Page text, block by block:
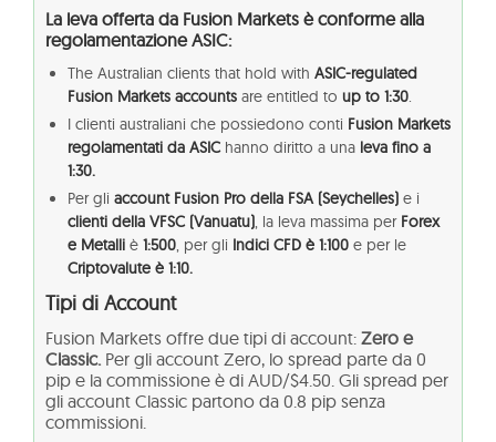
La leva offerta da Fusion Markets è conforme alla
regolamentazione ASIC:
The Australian clients that hold with ASIC-regulated
Fusion Markets accounts are entitled to up to 1:30.
I clienti australiani che possiedono conti Fusion Markets
regolamentati da ASIChanno diritto a una leva fino a
1:30.
Per gli account Fusion Pro della FSA (Seychelles) e i
clienti della VFSC (Vanuatu), la leva massima per Forex
e Metalli è 1:500, per gli Indici CFD è 1:100 e per le
Criptovalute è 1:10.
Tipi di Account
Fusion Markets offre due tipi di account: Zero e
Classic. Per gli account Zero, lo spread parte da 0
pip e la commissione è di AUD/$4.50. Gli spread per
gli account Classic partono da 0.8 pip senza
commissioni.